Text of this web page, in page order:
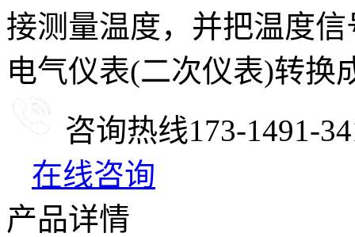
接测量温度，并把温度
电气仪表(二次仪表)转换
咨询热线173-1491-
在线咨询
产品详情